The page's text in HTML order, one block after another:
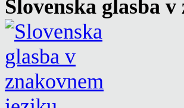
Slovenska glasba